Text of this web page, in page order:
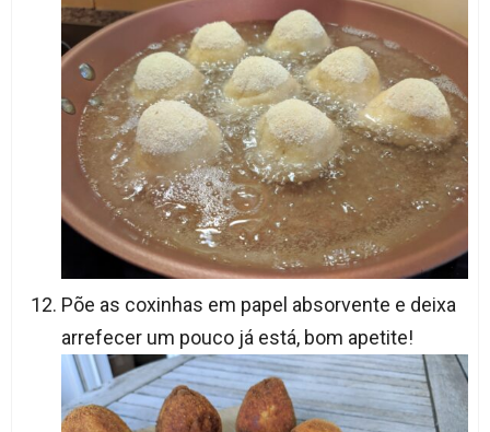
Põe as coxinhas em papel absorvente e deixa
arrefecer um pouco já está, bom apetite!